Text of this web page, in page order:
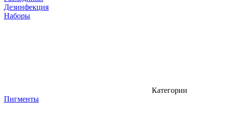
Дезинфекция
Наборы
Категории
Пигменты